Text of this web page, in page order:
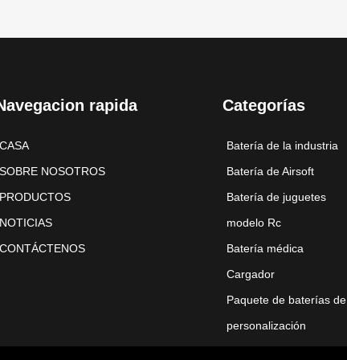
rapida
CASA
SOBRE NOSOTROS
PRODUCTOS
NOTICIAS
CONTÁCTENOS
Categorías
Batería de la industria
Batería de Airsoft
Batería de juguetes
modelo Rc
Batería médica
Cargador
Paquete de baterías de
personalización